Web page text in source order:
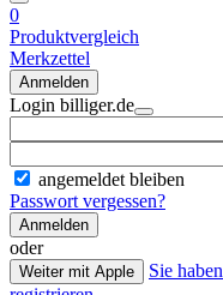
0
Produktvergleich
Merkzettel
Anmelden
Login billiger.de
angemeldet bleiben
Passwort vergessen?
Anmelden
oder
Weiter mit Apple
Sie